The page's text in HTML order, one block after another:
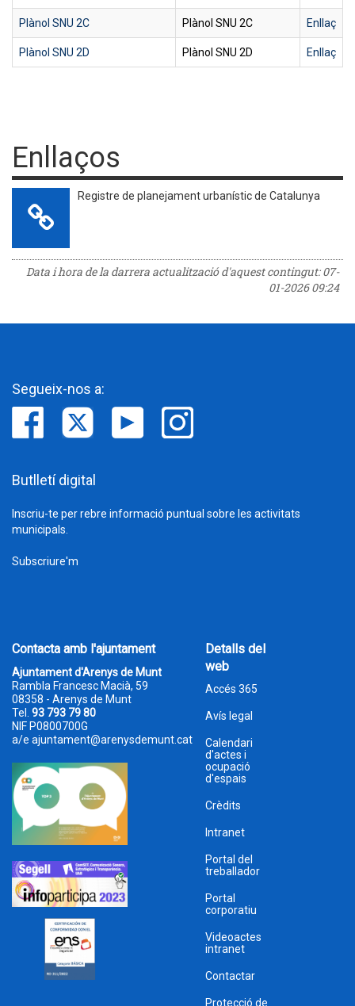
Plànol SNU 2C Plànol SNU 2C Enllaç
Plànol SNU 2D Plànol SNU 2D Enllaç
Enllaços
Registre de planejament urbanístic de Catalunya
Data i hora de la darrera actualització d'aquest contingut:07-
01-2026 09:24
Segueix-nos a:
Butlletí digital
Inscriu-te per rebre informació puntual sobre les activitats
municipals.
Subscriure'm
Contacta amb l'ajuntament
Ajuntament d'Arenys de Munt
Rambla Francesc Macià, 59
08358 - Arenys de Munt
Tel. 93 793 79 80
NIF P0800700G
a/e ajuntament@arenysdemunt.cat
Detalls del
web
Accés 365
Avís legal
Calendari
d'actes i
ocupació
d'espais
Crèdits
Intranet
Portal del
treballador
Portal
corporatiu
Videoactes
intranet
Contactar
Protecció de